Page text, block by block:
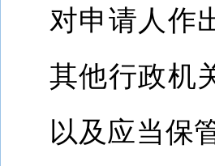
对申请人作
其他行政机
以及应当保